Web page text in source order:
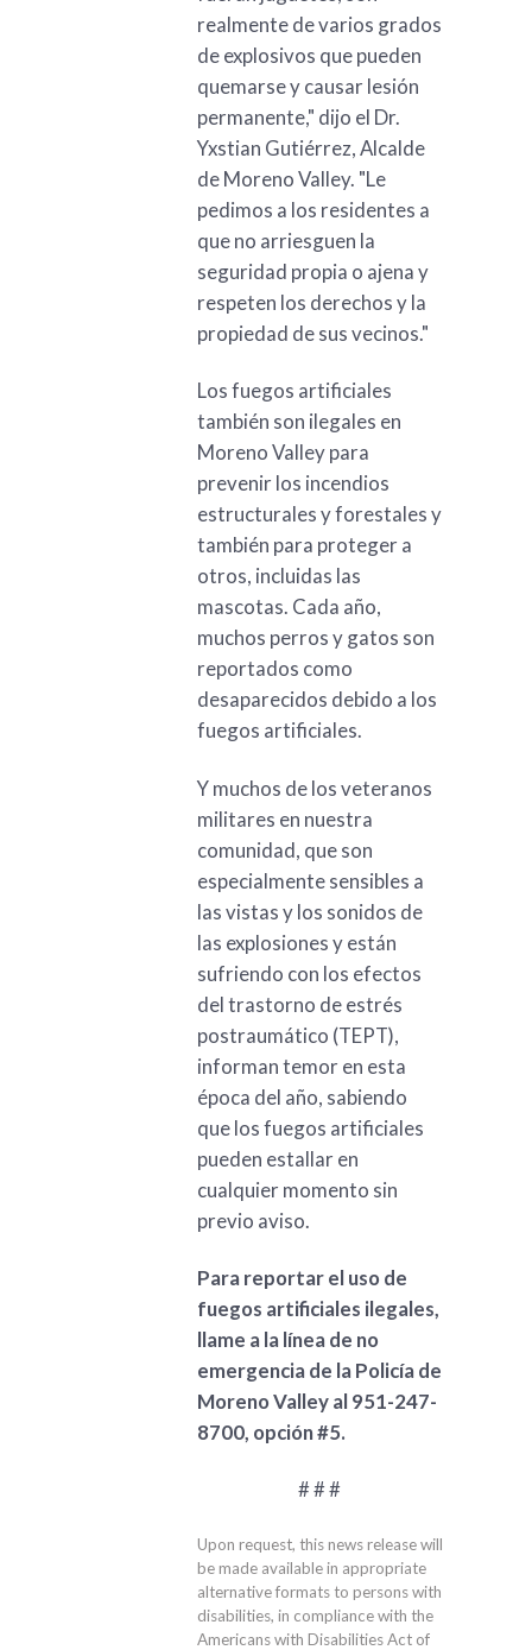
realmente de varios grados
de explosivos que pueden
quemarse y causar lesión
permanente," dijo el Dr.
Yxstian Gutiérrez, Alcalde
de Moreno Valley. "Le
pedimos a los residentes a
que no arriesguen la
seguridad propia o ajena y
respeten los derechos y la
propiedad de sus vecinos."
Los fuegos artificiales
también son ilegales en
Moreno Valley para
prevenir los incendios
estructurales y forestales y
también para proteger a
otros, incluidas las
mascotas. Cada año,
muchos perros y gatos son
reportados como
desaparecidos debido a los
fuegos artificiales.
Y muchos de los veteranos
militares en nuestra
comunidad, que son
especialmente sensibles a
las vistas y los sonidos de
las explosiones y están
sufriendo con los efectos
del trastorno de estrés
postraumático (TEPT),
informan temor en esta
época del año, sabiendo
que los fuegos artificiales
pueden estallar en
cualquier momento sin
previo aviso.
Para reportar el uso de
fuegos artificiales ilegales,
llame a la línea de no
emergencia de la Policía de
Moreno Valley al 951-247-
8700, opción #5.
# # #
Upon request, this news release will
be made available in appropriate
alternative formats to persons with
disabilities, in compliance with the
Americans with Disabilities Act of